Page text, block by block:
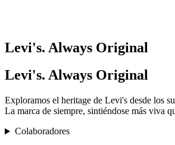
Levi's. Always Original
Levi's. Always Original
Exploramos el heritage de Levi's desde los
La marca de siempre, sintiéndose más viva
Colaboradores